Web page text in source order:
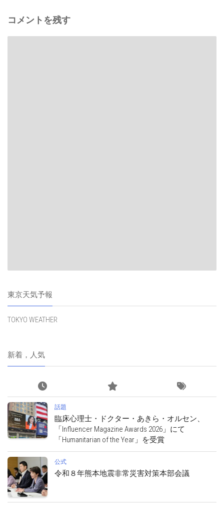
コメントを残す
東京天気予報
TOKYO WEATHER
新着，人気
話題
臨床心理士・ドクター・あきら・オルセン、
「Influencer Magazine Awards 2026」にて
「Humanitarian of the Year」を受賞
公式
令和８年熊本地震非常災害対策本部会議